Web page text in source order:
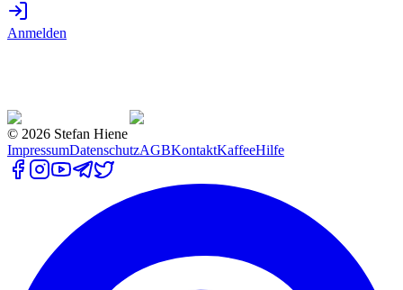
Anmelden
© 2026 Stefan Hiene
ImpressumDatenschutzAGBKontaktKaffeeHilfe